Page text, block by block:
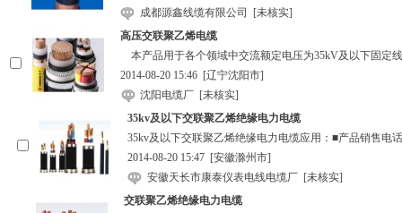
成都源鑫线缆有限公司
[未核实]
高压交联聚乙烯电缆
本产品用于各个领域中交流额定电压为35kV及以下固定
2014-08-20 15:46 [辽宁沈阳市]
沈阳电缆厂 [未核实]
35kv及以下交联聚乙烯绝缘电力电缆
35kv及以下交联聚乙烯绝缘电力电缆应用：■产品销售电
2014-08-20 15:47 [安徽滁州市]
安徽天长市康泰仪表电线电缆厂 [未核实]
交联聚乙烯绝缘电力电缆